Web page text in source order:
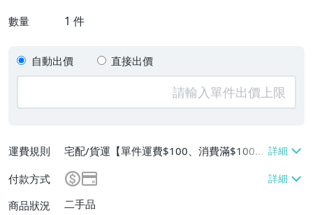
數量 1 件
自動出價 直接出價
運費規則
宅配/貨運【單件運費$100、消費滿$1000
0免運費】
付款方式
商品狀況
二手品